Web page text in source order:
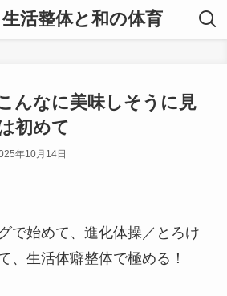
生活整体と和の体育
んなに美味しそうに見
初めて
年10月14日
で始めて、進化体操／とろけ
、生活体癖整体で極める！